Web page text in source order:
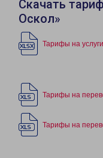
Скачать
Оскол»
Тарифы на
Тарифы на
Тарифы на